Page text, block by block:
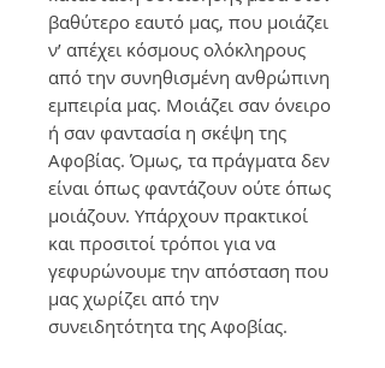
βαθύτερο εαυτό μας, που μοιάζει
ν’ απέχει κόσμους ολόκληρους
από την συνηθισμένη ανθρώπινη
εμπειρία μας. Μοιάζει σαν όνειρο
ή σαν φαντασία η σκέψη της
Αφοβίας. Όμως, τα πράγματα δεν
είναι όπως φαντάζουν ούτε όπως
μοιάζουν. Υπάρχουν πρακτικοί
και προσιτοί τρόποι για να
γεφυρώνουμε την απόσταση που
μας χωρίζει από την
συνειδητότητα της Αφοβίας.